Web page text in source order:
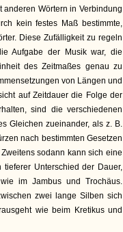
Wörtern in Verbindung
kein festes Maß bestimmte,
Diese Zufälligkeit zu regeln
Aufgabe der Musik war, die
des Zeitmaßes genau zu
von Längen und
auf Zeitdauer die Folge der
sind die verschiedenen
Gleichen zueinander, als z. B.
nach bestimmten Gesetzen
sodann kann sich eine
Unterschied der Dauer,
im Jambus und Trochäus.
zwei lange Silben sich
wie beim Kretikus und